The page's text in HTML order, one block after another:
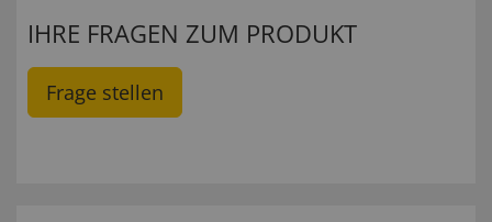
IHRE FRAGEN ZUM PRODUKT
Frage stellen